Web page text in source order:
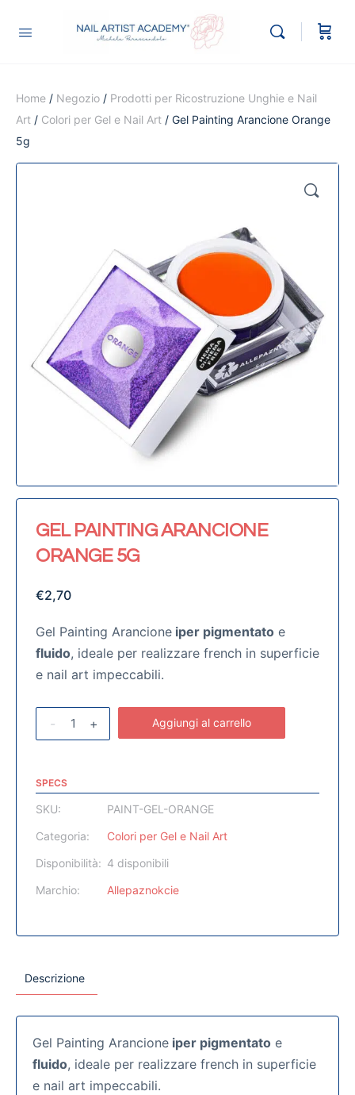
Home / Negozio / Prodotti per Ricostruzione Unghie e Nail
Art / Colori per Gel e Nail Art / Gel Painting Arancione Orange
5g
🔍
GEL PAINTING ARANCIONE
ORANGE 5G
€2,70
Gel Painting Arancione iper pigmentato e
fluido, ideale per realizzare french in superficie
e nail art impeccabili.
- + Aggiungi al carrello
SPECS
SKU:
PAINT-GEL-ORANGE
Categoria:
Colori per Gel e Nail Art
Disponibilità: 4 disponibili
Marchio:
Allepaznokcie
Descrizione
Gel Painting Arancione iper pigmentato e
fluido, ideale per realizzare french in superficie
e nail art impeccabili.